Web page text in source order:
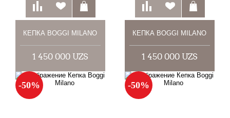
КЕПКА BOGGI MILANO
1 450 000 UZS
КЕПКА BOGGI MILANO
1 450 000 UZS
-50% -50%